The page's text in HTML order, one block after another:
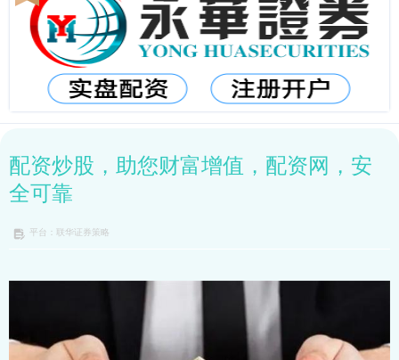
配资炒股，助您财富增值，配资网，安
全可靠
平台：联华证券策略